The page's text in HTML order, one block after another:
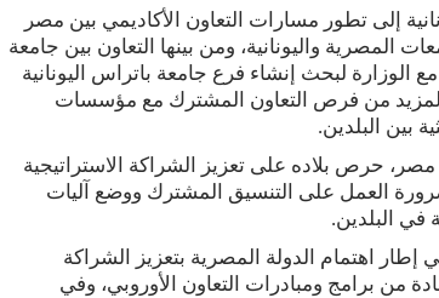
إلى تطور مسارات التعاون الأكاديمي بين مصر
المصرية واليونانية، ومن بينها التعاون بين جامعة
الوزارة لبحث إنشاء فرع جامعة باتراس اليونانية
من فرص التعاون المشترك مع مؤسسات
بين البلدين.
مصر، حرص بلاده على تعزيز الشراكة الاستراتيجية
العمل على التنسيق المشترك ووضع آليات
في البلدين.
إطار اهتمام الدولة المصرية بتعزيز الشراكة
من برامج ومبادرات التعاون الأوروبي، وفي